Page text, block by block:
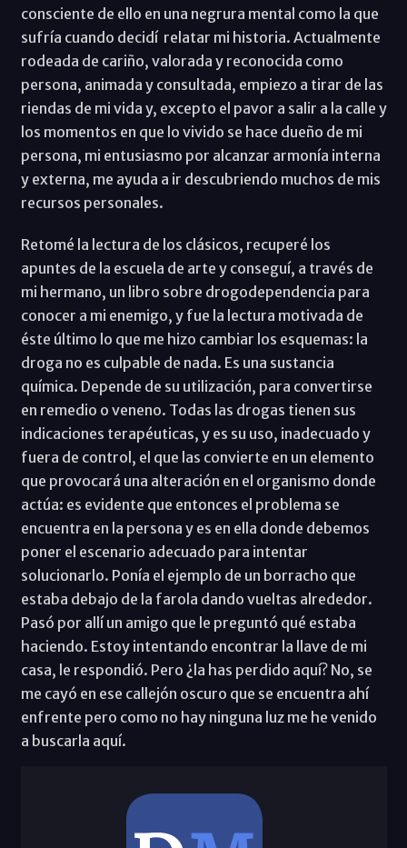
consciente de ello en una negrura mental como la que
sufría cuando decidí relatar mi historia. Actualmente
rodeada de cariño, valorada y reconocida como
persona, animada y consultada, empiezo a tirar de las
riendas de mi vida y, excepto el pavor a salir a la calle y
los momentos en que lo vivido se hace dueño de mi
persona, mi entusiasmo por alcanzar armonía interna
y externa, me ayuda a ir descubriendo muchos de mis
recursos personales.
Retomé la lectura de los clásicos, recuperé los
apuntes de la escuela de arte y conseguí, a través de
mi hermano, un libro sobre drogodependencia para
conocer a mi enemigo, y fue la lectura motivada de
éste último lo que me hizo cambiar los esquemas: la
droga no es culpable de nada. Es una sustancia
química. Depende de su utilización, para convertirse
en remedio o veneno. Todas las drogas tienen sus
indicaciones terapéuticas, y es su uso, inadecuado y
fuera de control, el que las convierte en un elemento
que provocará una alteración en el organismo donde
actúa: es evidente que entonces el problema se
encuentra en la persona y es en ella donde debemos
poner el escenario adecuado para intentar
solucionarlo. Ponía el ejemplo de un borracho que
estaba debajo de la farola dando vueltas alrededor.
Pasó por allí un amigo que le preguntó qué estaba
haciendo. Estoy intentando encontrar la llave de mi
casa, le respondió. Pero ¿la has perdido aquí? No, se
me cayó en ese callejón oscuro que se encuentra ahí
enfrente pero como no hay ninguna luz me he venido
a buscarla aquí.